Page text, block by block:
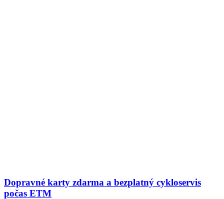
Dopravné karty zdarma a bezplatný cykloservis
počas ETM